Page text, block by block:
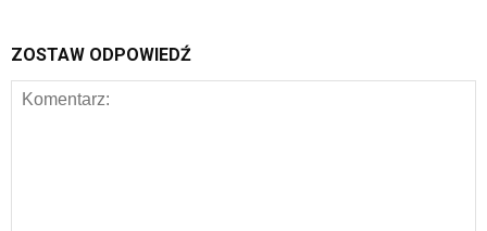
ZOSTAW ODPOWIEDŹ